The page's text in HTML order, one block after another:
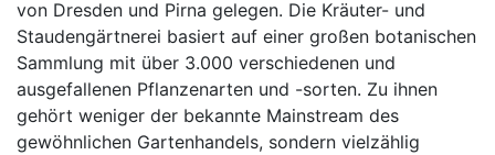
von Dresden und Pirna gelegen. Die Kräuter- und
Staudengärtnerei basiert auf einer großen botanischen
Sammlung mit über 3.000 verschiedenen und
ausgefallenen Pflanzenarten und -sorten. Zu ihnen
gehört weniger der bekannte Mainstream des
gewöhnlichen Gartenhandels, sondern vielzählig